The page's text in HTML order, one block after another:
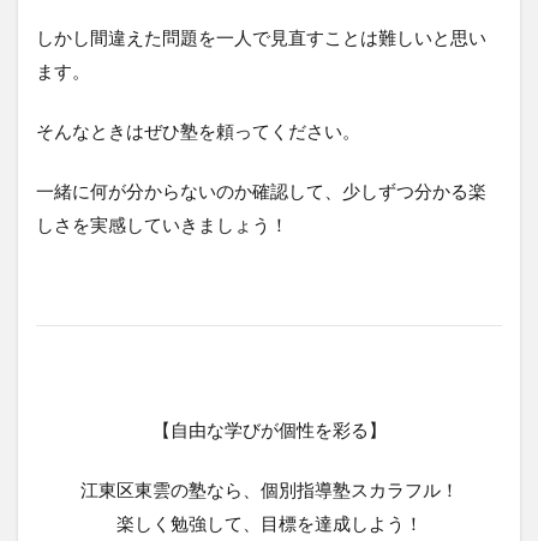
しかし間違えた問題を一人で見直すことは難しいと思い
ます。
そんなときはぜひ塾を頼ってください。
一緒に何が分からないのか確認して、少しずつ分かる楽
しさを実感していきましょう！
【自由な学びが個性を彩る】
江東区東雲の塾なら、個別指導塾スカラフル！
楽しく勉強して、目標を達成しよう！